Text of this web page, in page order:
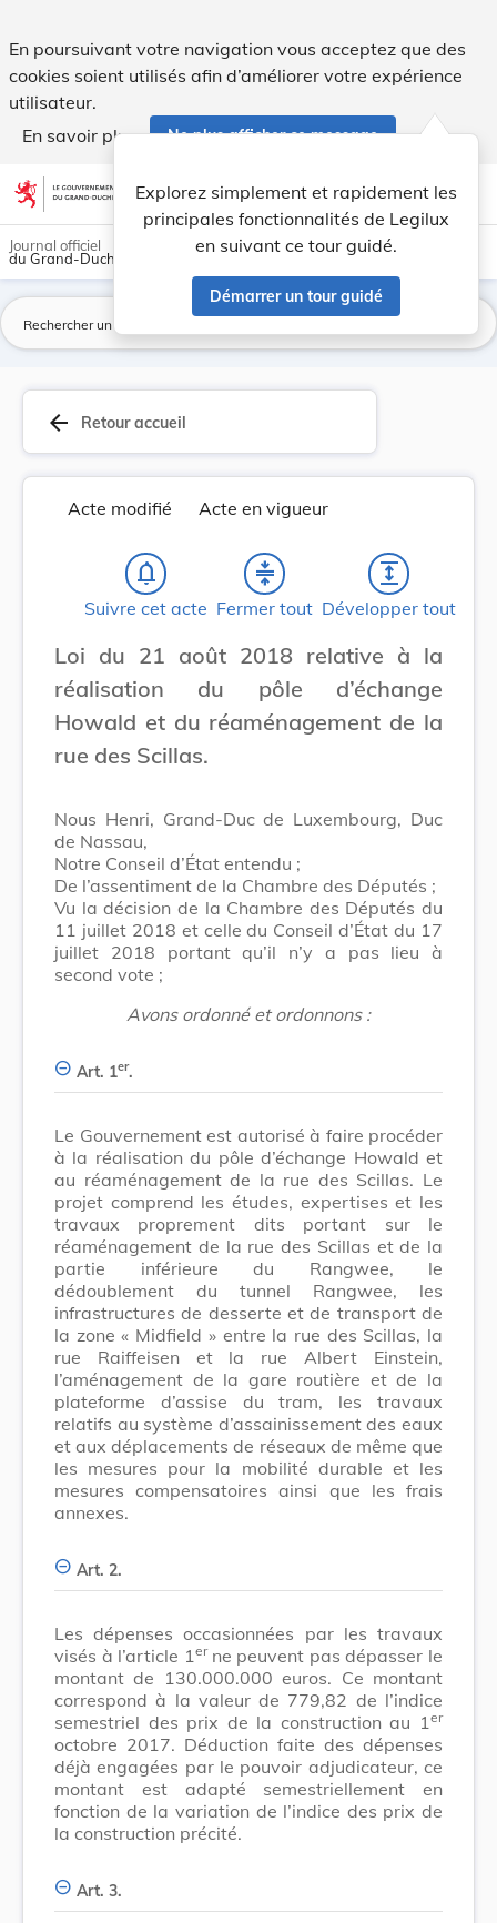
En poursuivant votre navigation vous acceptez que des
cookies soient utilisés afin d’améliorer votre expérience
utilisateur.
En savoir plus
Ne plus afficher ce message
Aller au contenu account_circle help Aide
Explorez simplement et rapidement les
principales fonctionnalités de Legilux
en suivant ce tour guidé.
Démarrer un tour guidé
light_mode dark_mode
Journal officiel
du Grand-Duché de Luxembourg
arrow_back Retour accueil
Acte modifié Acte en vigueur
notifications_none
Suivre cet acte
compress
Fermer tout
expand
Développer tout
Loi du 21 août 2018 relative à la
réalisation du pôle d’échange
Howald et du réaménagement de la
rue des Scillas.
Nous Henri, Grand-Duc de Luxembourg, Duc
de Nassau,
Notre Conseil d’État entendu ;
De l’assentiment de la Chambre des Députés ;
Vu la décision de la Chambre des Députés du
11 juillet 2018 et celle du Conseil d’État du 17
juillet 2018 portant qu’il n’y a pas lieu à
second vote ;
Avons ordonné et ordonnons :
Art. 1er.
Le Gouvernement est autorisé à faire procéder
à la réalisation du pôle d’échange Howald et
au réaménagement de la rue des Scillas. Le
projet comprend les études, expertises et les
travaux proprement dits portant sur le
réaménagement de la rue des Scillas et de la
partie inférieure du Rangwee, le
dédoublement du tunnel Rangwee, les
infrastructures de desserte et de transport de
la zone « Midfield » entre la rue des Scillas, la
rue Raiffeisen et la rue Albert Einstein,
l’aménagement de la gare routière et de la
plateforme d’assise du tram, les travaux
relatifs au système d’assainissement des eaux
et aux déplacements de réseaux de même que
les mesures pour la mobilité durable et les
mesures compensatoires ainsi que les frais
annexes.
Art. 2.
Les dépenses occasionnées par les travaux
visés à l’article 1 er ne peuvent pas dépasser le
montant de 130.000.000 euros. Ce montant
correspond à la valeur de 779,82 de l’indice
semestriel des prix de la construction au 1 er
octobre 2017. Déduction faite des dépenses
déjà engagées par le pouvoir adjudicateur, ce
montant est adapté semestriellement en
fonction de la variation de l’indice des prix de
la construction précité.
Art. 3.